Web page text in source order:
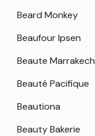
Beard Monkey
Beaufour Ipsen
Beaute Marrakech
Beauté Pacifique
Beautiona
Beauty Bakerie